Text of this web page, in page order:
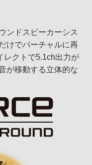
ンドスピーカーシス
けでバーチャルに再
レクトで5.1ch出力が
が移動する立体的な